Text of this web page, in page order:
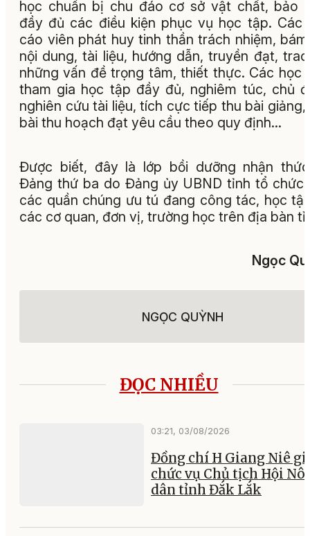
học chuẩn bị chu đáo cơ sở vật chất, bảo
đầy đủ các điều kiện phục vụ học tập. Các
cáo viên phát huy tinh thần trách nhiệm,
nội dung, tài liệu, hướng dẫn, truyền đạt,
những vấn đề trọng tâm, thiết thực. Các học
tham gia học tập đầy đủ, nghiêm túc, chủ
nghiên cứu tài liệu, tích cực tiếp thu bài giảng,
bài thu hoạch đạt yêu cầu theo quy định…
Được biết, đây là lớp bồi dưỡng nhận
Đảng thứ ba do Đảng ủy UBND tỉnh tổ chức
các quần chúng ưu tú đang công tác, học
các cơ quan, đơn vị, trường học trên địa bàn
Ngọc
NGỌC QUỲNH
ĐỌC NHIỀU
03:21, 03/08/2026
Đồng chí H Giang Niê
chức vụ Chủ tịch Hội
dân tỉnh Đắk Lắk